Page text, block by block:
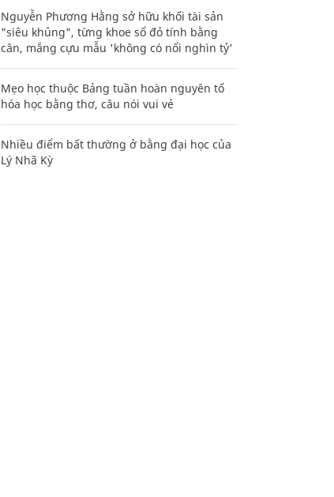
Nguyễn Phương Hằng sở hữu khối tài sản
"siêu khủng", từng khoe sổ đỏ tính bằng
cân, mắng cựu mẫu 'không có nổi nghìn tỷ'
Mẹo học thuộc Bảng tuần hoàn nguyên tố
hóa học bằng thơ, câu nói vui vẻ
Nhiều điểm bất thường ở bằng đại học của
Lý Nhã Kỳ